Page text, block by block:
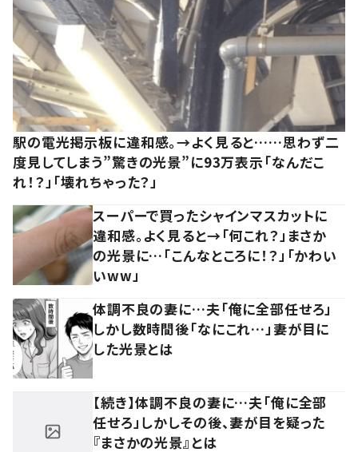
駅の電光掲示板に違和感。→よく見ると……思わず二
度見してしまう”驚きの光景”に93万表示「なんだこ
れ！？」「壊れちゃった？」
スーパーで買ったシャインマスカットに
違和感。よく見ると→「何これ？」まさか
の光景に…「こんなところに！？」「かわい
いww」
体調不良の妻に…夫「俺に全部任せろ」
しかし数時間後「なにこれ…」妻が目に
した光景とは
【続き】体調不良の妻に…夫「俺に全部
任せろ」しかしその後、妻が目を疑った
『まさかの光景』とは